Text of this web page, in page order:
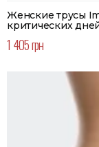
Женские трусы
критических
1 405 грн